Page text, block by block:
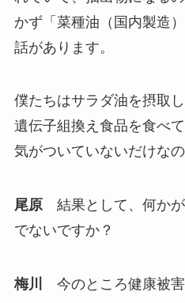
かず「菜種油（国内製造
話があります。
僕たちはサラダ油を摂取
遺伝子組換え食品を食べ
気がついていないだけなの
尾原結果として、何かが
でないですか？
梅川 今のところ健康被害